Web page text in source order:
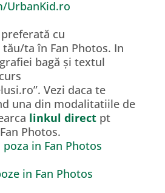
cu
ta în Fan Photos. In
bagă și textul
Vezi daca te
una din modalitatiile de
linkul directpt
Photos.